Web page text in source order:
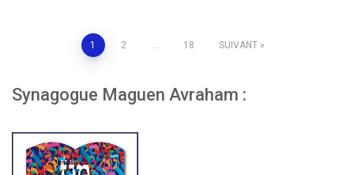
Pagination
des
1 2 18 SUIVANT
Synagogue Maguen Avraham :